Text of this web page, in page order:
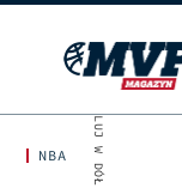
NBA SKROLUJ W DÓŁ